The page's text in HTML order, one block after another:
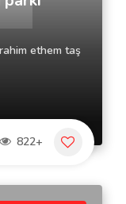
ethem taş
822+